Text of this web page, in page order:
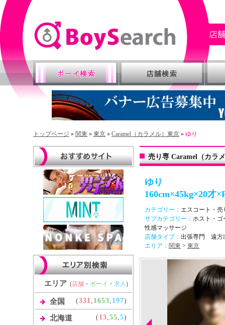
トップページ » 関東 » 東京 » Caramel（カラメル）東京 » ゆり
エリア (店舗 ・ ボーイ ・ 求人)
全国 (331, 1653, 197)
北海道 ( 13,55,5)
売り専 Caramel（カラ
ゆり
160cm×45kg×20才
カテゴリー： エスコート・売
サブカテゴリー： ホスト・ゴ
性感マッサージ
店舗タイプ： 出張専門 遠方
エリア： 関東 > 東京